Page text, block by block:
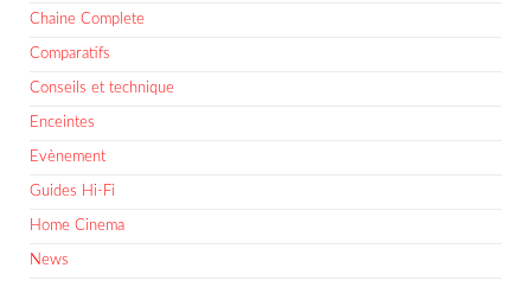
Chaine Complete
Comparatifs
Conseils et technique
Enceintes
Evènement
Guides Hi-Fi
Home Cinema
News